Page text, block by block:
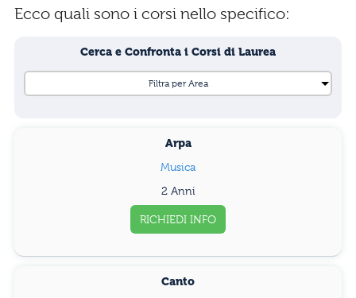
Ecco quali sono i corsi nello specifico:
Cerca e Confronta i Corsi di Laurea
Arpa
Musica
2 Anni
RICHIEDI INFO
Canto